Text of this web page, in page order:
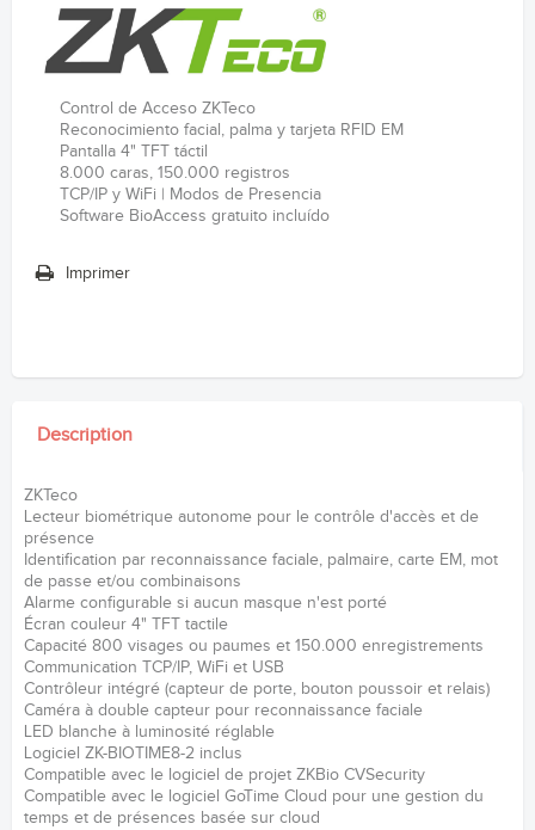
Control de Acceso ZKTeco
Reconocimiento facial, palma y tarjeta RFID EM
Pantalla 4" TFT táctil
8.000 caras, 150.000 registros
TCP/IP y WiFi | Modos de Presencia
Software BioAccess gratuito incluído
Imprimer
Description
ZKTeco
Lecteur biométrique autonome pour le contrôle d'accès et de
présence
Identification par reconnaissance faciale, palmaire, carte EM, mot
de passe et/ou combinaisons
Alarme configurable si aucun masque n'est porté
Écran couleur 4" TFT tactile
Capacité 800 visages ou paumes et 150.000 enregistrements
Communication TCP/IP, WiFi et USB
Contrôleur intégré (capteur de porte, bouton poussoir et relais)
Caméra à double capteur pour reconnaissance faciale
LED blanche à luminosité réglable
Logiciel ZK-BIOTIME8-2 inclus
Compatible avec le logiciel de projet ZKBio CVSecurity
Compatible avec le logiciel GoTime Cloud pour une gestion du
temps et de présences basée sur cloud